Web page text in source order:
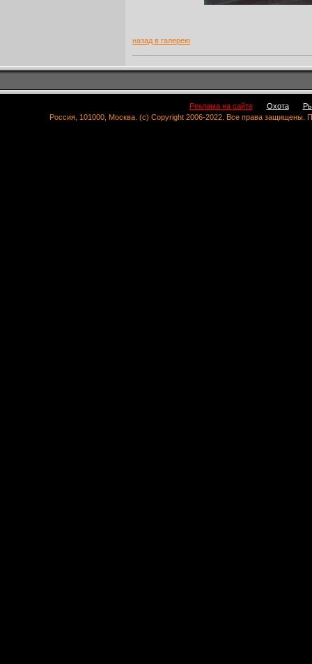
назад в галерею
Реклама на сайте Охота
Россия, 101000, Москва. (c) Copyright 2006-2022. Все права защищены.